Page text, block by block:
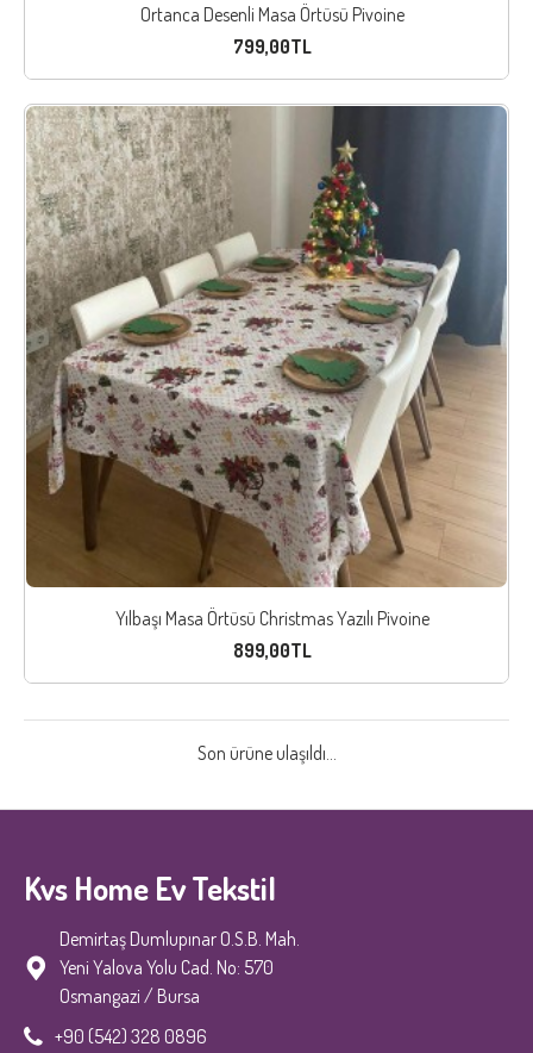
Ortanca Desenli Masa Örtüsü Pivoine
799,00TL
Yılbaşı Masa Örtüsü Christmas Yazılı Pivoine
899,00TL
Son ürüne ulaşıldı...
Kvs Home Ev Tekstil
Demirtaş Dumlupınar O.S.B. Mah.
Yeni Yalova Yolu Cad. No: 570
Osmangazi / Bursa
+90 (542) 328 0896